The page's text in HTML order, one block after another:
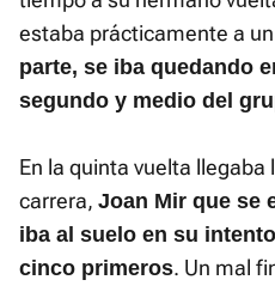
estaba prácticamente a
parte, se iba quedando
segundo y medio del
En la quinta vuelta llegaba
carrera, Joan Mir que se
iba al suelo en su
cinco primeros. Un mal